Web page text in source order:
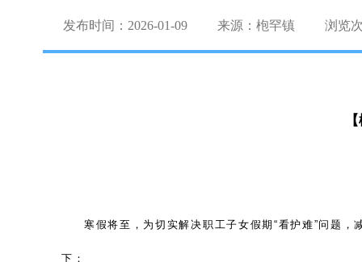
发布时间：2026-01-09 来源：枹罕镇 浏览
寒假将至，为切实解决职工子女假期 “看护难”问题，
下：